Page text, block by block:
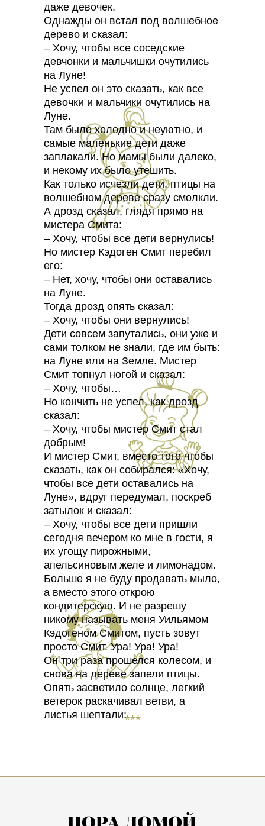
***
даже девочек.
Однажды он встал под волшебное
дерево и сказал:
– Хочу, чтобы все соседские
девчонки и мальчишки очутились
на Луне!
Не успел он это сказать, как все
девочки и мальчики очутились на
Луне.
Там было холодно и неуютно, и
самые маленькие дети даже
заплакали. Но мамы были далеко,
и некому их было утешить.
Как только исчезли дети, птицы на
волшебном дереве сразу смолкли.
А дрозд сказал, глядя прямо на
мистера Смита:
– Хочу, чтобы все дети вернулись!
Но мистер Кэдоген Смит перебил
его:
– Нет, хочу, чтобы они оставались
на Луне.
Тогда дрозд опять сказал:
– Хочу, чтобы они вернулись!
Дети совсем запутались, они уже и
сами толком не знали, где им быть:
на Луне или на Земле. Мистер
Смит топнул ногой и сказал:
– Хочу, чтобы…
Но кончить не успел, как дрозд
сказал:
– Хочу, чтобы мистер Смит стал
добрым!
И мистер Смит, вместо того чтобы
сказать, как он собирался: «Хочу,
чтобы все дети оставались на
Луне», вдруг передумал, поскреб
затылок и сказал:
– Хочу, чтобы все дети пришли
сегодня вечером ко мне в гости, я
их угощу пирожными,
апельсиновым желе и лимонадом.
Больше я не буду продавать мыло,
а вместо этого открою
кондитерскую. И не разрешу
никому называть меня Уильямом
Кэдогеном Смитом, пусть зовут
просто Смит. Ура! Ура! Ура!
Он три раза прошелся колесом, и
снова на дереве запели птицы.
Опять засветило солнце, легкий
ветерок раскачивал ветви, а
листья шептали:
– Хочешь, хочешь, хочешь…